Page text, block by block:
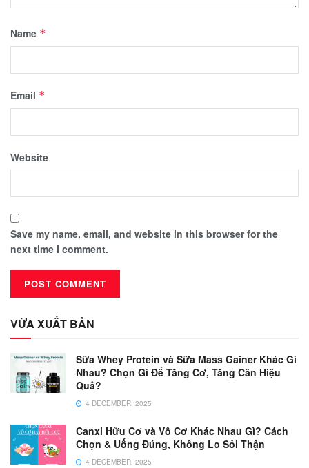
Name *
Email *
Website
Save my name, email, and website in this browser for the
next time I comment.
VỪA XUẤT BẢN
Sữa Whey Protein và Sữa Mass Gainer Khác Gì
Nhau? Chọn Gì Để Tăng Cơ, Tăng Cân Hiệu
Quả?
4 DECEMBER, 2025
Canxi Hữu Cơ và Vô Cơ Khác Nhau Gì? Cách
Chọn & Uống Đúng, Không Lo Sỏi Thận
4 DECEMBER, 2025